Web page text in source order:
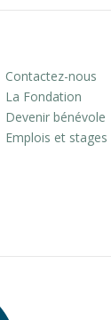
Contactez-nous
La Fondation
Devenir bénévole
Emplois et stages